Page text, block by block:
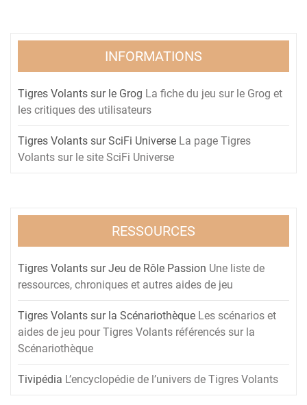
INFORMATIONS
Tigres Volants sur le Grog La fiche du jeu sur le Grog et
les critiques des utilisateurs
Tigres Volants sur SciFi Universe La page Tigres
Volants sur le site SciFi Universe
RESSOURCES
Tigres Volants sur Jeu de Rôle Passion Une liste de
ressources, chroniques et autres aides de jeu
Tigres Volants sur la Scénariothèque Les scénarios et
aides de jeu pour Tigres Volants référencés sur la
Scénariothèque
Tivipédia L’encyclopédie de l’univers de Tigres Volants